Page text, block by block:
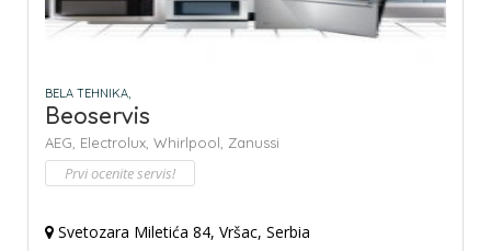
BELA TEHNIKA,
Beoservis
AEG, Electrolux, Whirlpool, Zanussi
Prvi ocenite servis!
Svetozara Miletića 84, Vršac, Serbia